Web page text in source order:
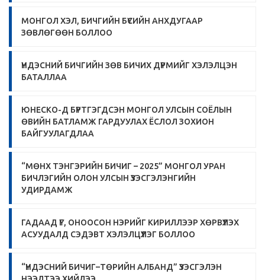
МОНГОЛ ХЭЛ, БИЧГИЙН БҮСИЙН АНХДУГААР
ЗӨВЛӨГӨӨН БОЛЛОО
ҮНДЭСНИЙ БИЧГИЙН ЗӨВ БИЧИХ ДҮРМИЙГ ХЭЛЭЛЦЭН
БАТАЛЛАА
ЮНЕСКО-Д БҮРТГЭГДСЭН МОНГОЛ УЛСЫН СОЁЛЫН
ӨВИЙН БАТЛАМЖ ГАРДУУЛАХ ЁСЛОЛ ЗОХИОН
БАЙГУУЛАГДЛАА
“МӨНХ ТЭНГЭРИЙН БИЧИГ – 2025” МОНГОЛ УРАН
БИЧЛЭГИЙН ОЛОН УЛСЫН ҮЗЭСГЭЛЭНГИЙН
УДИРДАМЖ
ГАДААД ҮГ, ОНООСОН НЭРИЙГ КИРИЛЛЭЭР ХӨРВҮҮЛЭХ
АСУУДАЛД СЭДЭВТ ХЭЛЭЛЦҮҮЛЭГ БОЛЛОО
“ҮНДЭСНИЙ БИЧИГ–ТӨРИЙН АЛБАНД” ҮЗЭСГЭЛЭН